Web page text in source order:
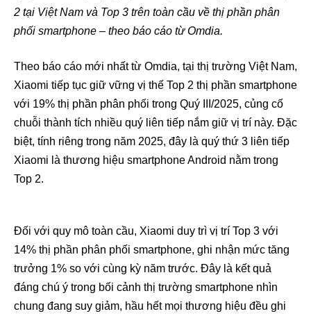
2 tại Việt Nam và Top 3 trên toàn cầu về thị phần phân
phối smartphone – theo báo cáo từ Omdia.
Theo báo cáo mới nhất từ Omdia, tại thị trường Việt Nam,
Xiaomi tiếp tục giữ vững vị thế Top 2 thị phần smartphone
với 19% thị phần phân phối trong Quý III/2025, củng cố
chuỗi thành tích nhiều quý liên tiếp nắm giữ vị trí này. Đặc
biệt, tính riêng trong năm 2025, đây là quý thứ 3 liên tiếp
Xiaomi là thương hiệu smartphone Android nằm trong
Top 2.
Đối với quy mô toàn cầu, Xiaomi duy trì vị trí Top 3 với
14% thị phần phân phối smartphone, ghi nhận mức tăng
trưởng 1% so với cùng kỳ năm trước. Đây là kết quả
đáng chú ý trong bối cảnh thị trường smartphone nhìn
chung đang suy giảm, hầu hết mọi thương hiệu đều ghi